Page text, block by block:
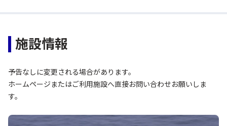
施設情報
予告なしに変更される場合があります。
ホームページまたはご利用施設へ直接お問い合わせお願いしま
す。